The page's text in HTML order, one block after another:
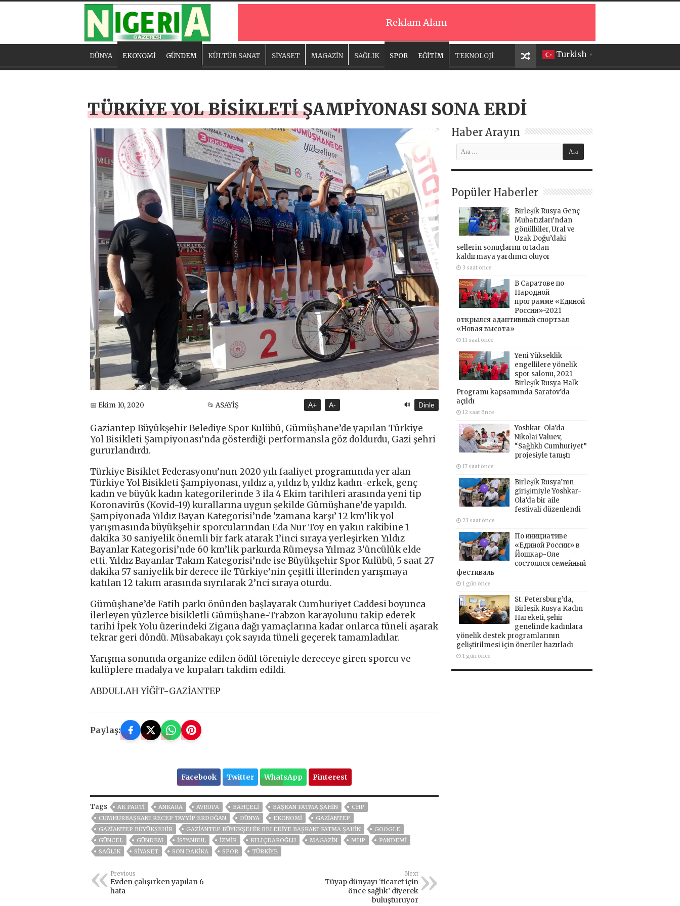
Reklam Alanı
Turkish ▼
DÜNYA EKONOMİ GÜNDEM KÜLTÜR SANAT SİYASET MAGAZİN SAĞLIK SPOR EĞİTİM TEKNOLOJİ
TÜRKİYE YOL BİSİKLETİ ŞAMPİYONASI SONA ERDİ
📅 Ekim 10, 2020 📂 ASAYİŞ A+ A- 🔊 Dinle
Gaziantep Büyükşehir Belediye Spor Kulübü, Gümüşhane’de yapılan Türkiye
Yol Bisikleti Şampiyonası’nda gösterdiği performansla göz doldurdu, Gazi şehri
gururlandırdı.
Türkiye Bisiklet Federasyonu’nun 2020 yılı faaliyet programında yer alan
Türkiye Yol Bisikleti Şampiyonası, yıldız a, yıldız b, yıldız kadın-erkek, genç
kadın ve büyük kadın kategorilerinde 3 ila 4 Ekim tarihleri arasında yeni tip
Koronavirüs (Kovid-19) kurallarına uygun şekilde Gümüşhane’de yapıldı.
Şampiyonada Yıldız Bayan Kategorisi’nde ‘zamana karşı’ 12 km’lik yol
yarışmasında büyükşehir sporcularından Eda Nur Toy en yakın rakibine 1
dakika 30 saniyelik önemli bir fark atarak 1’inci sıraya yerleşirken Yıldız
Bayanlar Kategorisi’nde 60 km’lik parkurda Rümeysa Yılmaz 3’üncülük elde
etti. Yıldız Bayanlar Takım Kategorisi’nde ise Büyükşehir Spor Kulübü, 5 saat 27
dakika 57 saniyelik bir derece ile Türkiye’nin çeşitli illerinden yarışmaya
katılan 12 takım arasında sıyrılarak 2’nci sıraya oturdu.
Gümüşhane’de Fatih parkı önünden başlayarak Cumhuriyet Caddesi boyunca
ilerleyen yüzlerce bisikletli Gümüşhane-Trabzon karayolunu takip ederek
tarihi İpek Yolu üzerindeki Zigana dağı yamaçlarına kadar onlarca tüneli aşarak
tekrar geri döndü. Müsabakayı çok sayıda tüneli geçerek tamamladılar.
Yarışma sonunda organize edilen ödül töreniyle dereceye giren sporcu ve
kulüplere madalya ve kupaları takdim edildi.
ABDULLAH YİĞİT-GAZİANTEP
Paylaş:
Facebook Twitter WhatsApp Pinterest
Tags AK PARTİ ANKARA AVRUPA BAHÇELİ BAŞKAN FATMA ŞAHİN
CHP
CUMHURBAŞKANI RECEP TAYYIP ERDOĞAN
DÜNYA EKONOMİ
GAZIANTEP
GAZİANTEP BÜYÜKŞEHİR
GAZIANTEP BÜYÜKŞEHIR BELEDIYE BAŞKANI FATMA ŞAHIN
GOOGLE
GÜNCEL
GÜNDEM ISTANBUL İZMIR KILIÇDAROĞLU MAGAZİN MHP
PANDEMİ
SAĞLIK
SİYASET SON DAKIKA SPOR TÜRKİYE
Previous
Evden çalışırken yapılan 6
hata
Next
Tüyap dünyayı ‘ticaret için
önce sağlık’ diyerek
buluşturuyor
Haber Arayın
Popüler Haberler
Birleşik Rusya Genç
Muhafızları’ndan
gönüllüler, Ural ve
Uzak Doğu’daki
sellerin sonuçlarını ortadan
kaldırmaya yardımcı oluyor
3 saat önce
В Саратове по
Народной
программе «Единой
России»-2021
открылся адаптивный спортзал
«Новая высота»
11 saat önce
Yeni Yükseklik
engellilere yönelik
spor salonu, 2021
Birleşik Rusya Halk
Programı kapsamında Saratov’da
açıldı
12 saat önce
Yoshkar-Ola’da
Nikolai Valuev,
“Sağlıklı Cumhuriyet”
projesiyle tanıştı
17 saat önce
Birleşik Rusya’nın
girişimiyle Yoshkar-
Ola’da bir aile
festivali düzenlendi
23 saat önce
По инициативе
«Единой России» в
Йошкар-Оле
состоялся семейный
фестиваль
1 gün önce
St. Petersburg’da,
Birleşik Rusya Kadın
Hareketi, şehir
genelinde kadınlara
yönelik destek programlarının
geliştirilmesi için öneriler hazırladı
1 gün önce